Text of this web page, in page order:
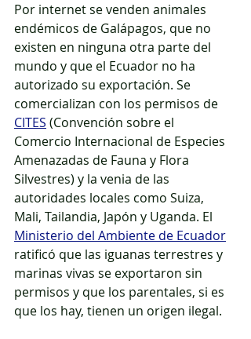
Por internet se venden animales
endémicos de Galápagos, que no
existen en ninguna otra parte del
mundo y que el Ecuador no ha
autorizado su exportación. Se
comercializan con los permisos de
CITES (Convención sobre el
Comercio Internacional de Especies
Amenazadas de Fauna y Flora
Silvestres) y la venia de las
autoridades locales como Suiza,
Mali, Tailandia, Japón y Uganda. El
Ministerio del Ambiente de Ecuador
ratificó que las iguanas terrestres y
marinas vivas se exportaron sin
permisos y que los parentales, si es
que los hay, tienen un origen ilegal.